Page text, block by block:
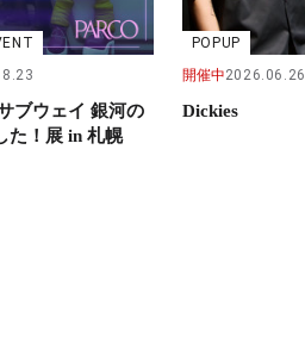
ブウェイ 銀河の
た！展 in 札幌
POPUP
開催中2026.06.26
Dickies